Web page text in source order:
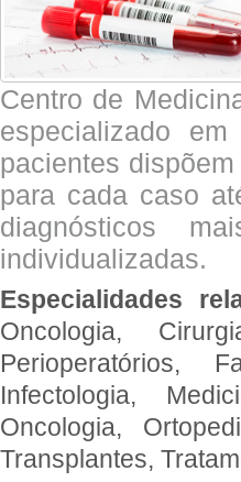
Centro de
especializado
pacientes
para cada caso
diagnósticos
individualizadas.
Especialidades
Oncologia,
Perioperatórios,
Infectologia,
Oncologia,
Transplantes,